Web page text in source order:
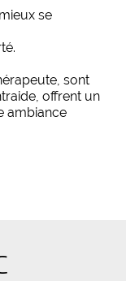
se
sont
offrent un
ambiance